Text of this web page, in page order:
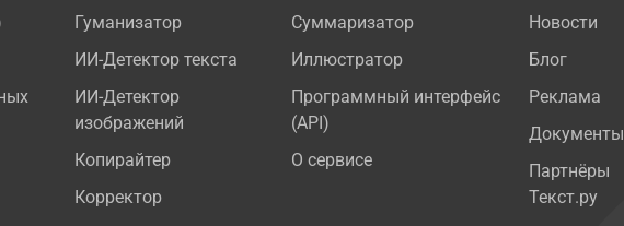
Гуманизатор
ИИ-Детектор текста
ИИ-Детектор
изображений
Копирайтер
Корректор
Суммаризатор
Иллюстратор
Программный интерфейс
(API)
О сервисе
Новости
Блог
Реклама
Документы
Партнёры
Текст.ру